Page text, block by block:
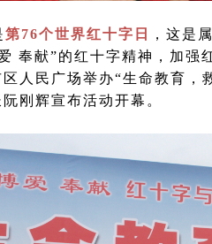
第76个世界红十字日
，这是
奉献”的红十字精神，加强
人民广场举办“生命教育
刚辉宣布活动开幕。